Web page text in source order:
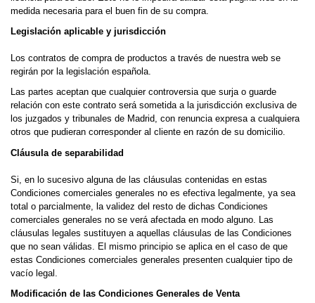
medida necesaria para el buen fin de su compra.
Legislación aplicable y jurisdicción
Los contratos de compra de productos a través de nuestra web se
regirán por la legislación española.
Las partes aceptan que cualquier controversia que surja o guarde
relación con este contrato será sometida a la jurisdicción exclusiva de
los juzgados y tribunales de Madrid, con renuncia expresa a cualquiera
otros que pudieran corresponder al cliente en razón de su domicilio.
Cláusula de separabilidad
Si, en lo sucesivo alguna de las cláusulas contenidas en estas
Condiciones comerciales generales no es efectiva legalmente, ya sea
total o parcialmente, la validez del resto de dichas Condiciones
comerciales generales no se verá afectada en modo alguno. Las
cláusulas legales sustituyen a aquellas cláusulas de las Condiciones
que no sean válidas. El mismo principio se aplica en el caso de que
estas Condiciones comerciales generales presenten cualquier tipo de
vacío legal.
Modificación de las Condiciones Generales de Venta